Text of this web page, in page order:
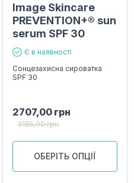
Image Skincare
PREVENTION+® sun
serum SPF 30
Є в наявності
Сонцезахисна сироватка
SPF 30
2707,00 грн
3185,00грн
ОБЕРІТЬ ОПЦІЇ